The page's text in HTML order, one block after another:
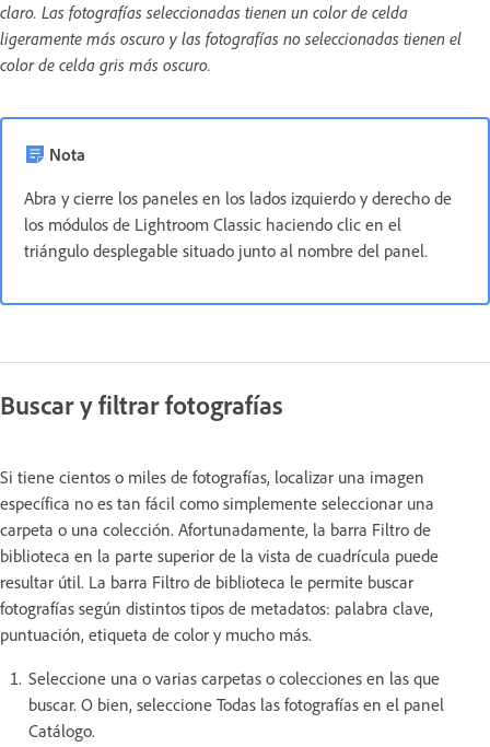
claro. Las fotografías seleccionadas tienen un color de celda
ligeramente más oscuro y las fotografías no seleccionadas tienen el
color de celda gris más oscuro.
Nota
Abra y cierre los paneles en los lados izquierdo y derecho de
los módulos de Lightroom Classic haciendo clic en el
triángulo desplegable situado junto al nombre del panel.
Buscar y filtrar fotografías
Si tiene cientos o miles de fotografías, localizar una imagen
específica no es tan fácil como simplemente seleccionar una
carpeta o una colección. Afortunadamente, la barra Filtro de
biblioteca en la parte superior de la vista de cuadrícula puede
resultar útil. La barra Filtro de biblioteca le permite buscar
fotografías según distintos tipos de metadatos: palabra clave,
puntuación, etiqueta de color y mucho más.
Seleccione una o varias carpetas o colecciones en las que
buscar. O bien, seleccione Todas las fotografías en el panel
Catálogo.